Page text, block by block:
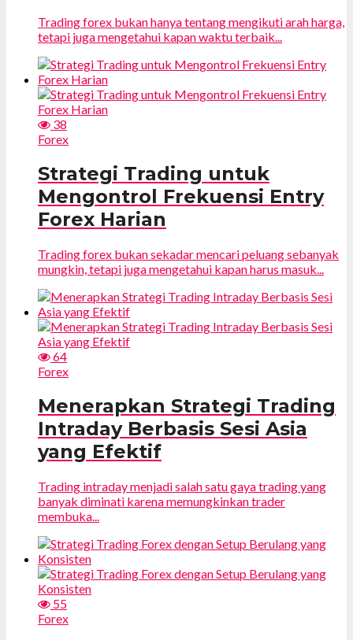
Trading forex bukan hanya tentang mengikuti arah harga,
tetapi juga mengetahui kapan waktu terbaik...
38
Forex
Strategi Trading untuk
Mengontrol Frekuensi Entry
Forex Harian
Trading forex bukan sekadar mencari peluang sebanyak
mungkin, tetapi juga mengetahui kapan harus masuk...
64
Forex
Menerapkan Strategi Trading
Intraday Berbasis Sesi Asia
yang Efektif
Trading intraday menjadi salah satu gaya trading yang
banyak diminati karena memungkinkan trader
membuka...
55
Forex